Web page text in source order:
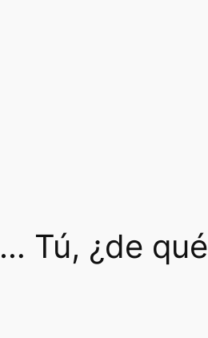
Tú, ¿de qué